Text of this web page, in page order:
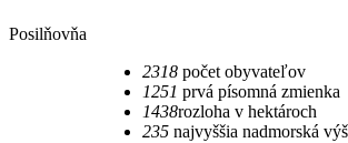
Posilňovňa
2318 počet obyvateľov
1251 prvá písomná zmienka
1438rozloha v hektároch
235​ najvyššia nadmorská